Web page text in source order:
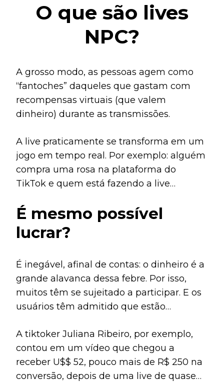
O que são lives
NPC?
A grosso modo, as pessoas agem como
“fantoches” daqueles que gastam com
recompensas virtuais (que valem
dinheiro) durante as transmissões.
A live praticamente se transforma em um
jogo em tempo real. Por exemplo: alguém
compra uma rosa na plataforma do
TikTok e quem está fazendo a live
pelo “mimo”.
É mesmo possível
lucrar?
É inegável, afinal de contas: o dinheiro é a
grande alavanca dessa febre. Por isso,
muitos têm se sujeitado a participar. E os
usuários têm admitido que estão
A tiktoker Juliana Ribeiro, por exemplo,
contou em um vídeo que chegou a
receber U$$ 52, pouco mais de R$ 250 na
conversão, depois de uma live de quase